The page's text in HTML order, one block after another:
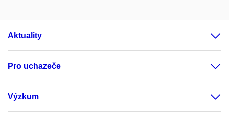
Aktuality
Pro uchazeče
Výzkum